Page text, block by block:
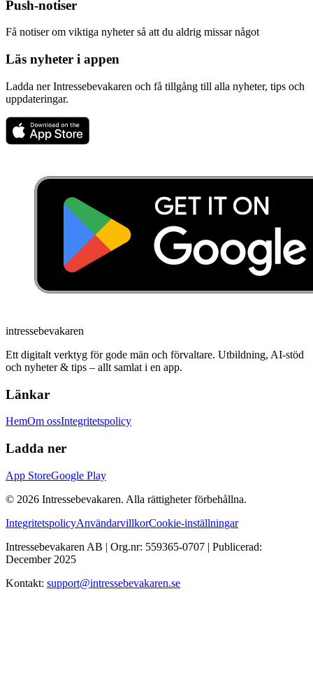
Push-notiser
Få notiser om viktiga nyheter så att du aldrig missar något
Läs nyheter i appen
Ladda ner Intressebevakaren och få tillgång till alla nyheter, tips och
uppdateringar.
intressebevakaren
Ett digitalt verktyg för gode män och förvaltare. Utbildning, AI-stöd
och nyheter & tips – allt samlat i en app.
Länkar
HemOm ossIntegritetspolicy
Ladda ner
App StoreGoogle Play
© 2026 Intressebevakaren. Alla rättigheter förbehållna.
IntegritetspolicyAnvändarvillkorCookie-inställningar
Intressebevakaren AB | Org.nr: 559365-0707 | Publicerad:
December 2025
Kontakt: support@intressebevakaren.se